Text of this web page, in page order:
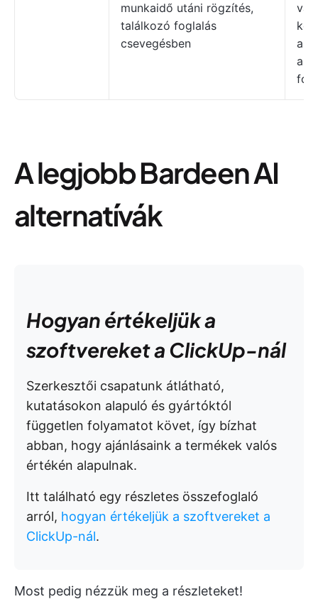
munkaidő utáni rögzítés,
találkozó foglalás
csevegésben
A legjobb Bardeen AI
alternatívák
Hogyan értékeljük a
szoftvereket a ClickUp-nál
Szerkesztői csapatunk átlátható,
kutatásokon alapuló és gyártóktól
független folyamatot követ, így bízhat
abban, hogy ajánlásaink a termékek valós
értékén alapulnak.
Itt található egy részletes összefoglaló
arról, hogyan értékeljük a szoftvereket a
ClickUp-nál.
Most pedig nézzük meg a részleteket!